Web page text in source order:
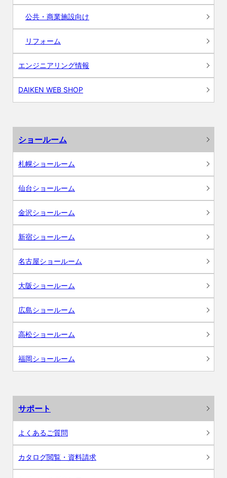
公共・商業施設向け
リフォーム
エンジニアリング情報
DAIKEN WEB SHOP
ショールーム
札幌ショールーム
仙台ショールーム
金沢ショールーム
新宿ショールーム
名古屋ショールーム
大阪ショールーム
広島ショールーム
高松ショールーム
福岡ショールーム
サポート
よくあるご質問
カタログ閲覧・資料請求